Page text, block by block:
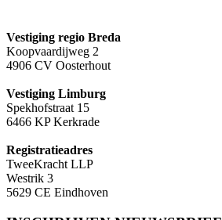
Vestiging regio Breda
Koopvaardijweg 2
4906 CV Oosterhout
Vestiging Limburg
Spekhofstraat 15
6466 KP Kerkrade
Registratieadres
TweeKracht LLP
Westrik 3
5629 CE Eindhoven